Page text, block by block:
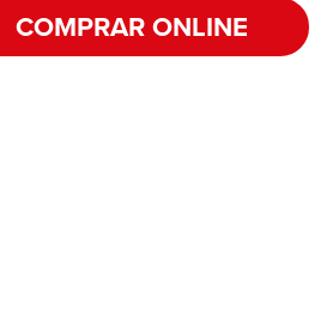
COMPRAR ONLINE